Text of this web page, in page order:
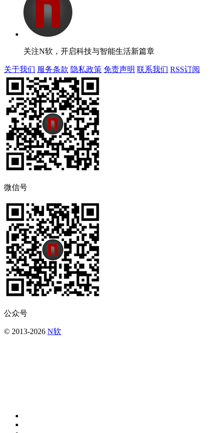
关注N软，开启科技与智能生活新篇章
关于我们 服务条款 隐私政策 免责声明 联系我们 RSS订阅
微信号
公众号
© 2013-2026 N软